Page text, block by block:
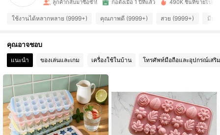
4.92 19K ผู้ติดตาม
19K ผู้ติดตาม
4.92 19K ผู้ติดตาม
4.92 19K ผู้ติดตาม
ลูกค้ากลับมาซื้อซ้ำ! ก่อตั้งเมื่อ 1 ปีที่แล้ว 490K ชิ้นที่ขายไปเมื่
ใช้งานได้หลากหลาย (9999+) คุณภาพดี (9999+) สวย (9999+) มีปร
คุณอาจชอบ
แนะนำ ของเล่นและเกม เครื่องใช้ในบ้าน โทรศัพท์มือถือและอุปกรณ์เสริม